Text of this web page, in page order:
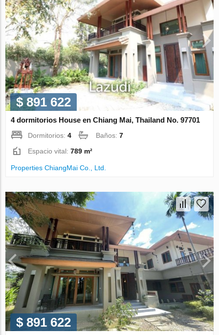
$ 891 622
4 dormitorios House en Chiang Mai, Thailand No. 97701
Dormitorios:4 Baños:7
Espacio vital:789 m²
Properties ChiangMai Co., Ltd.
$ 891 622